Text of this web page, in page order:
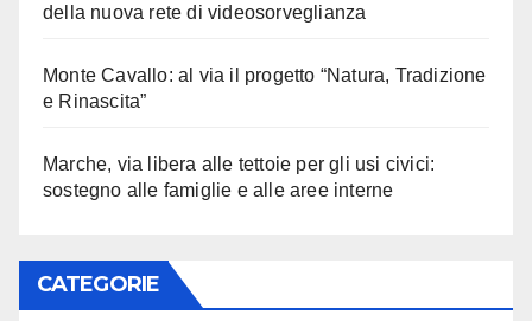
della nuova rete di videosorveglianza
Monte Cavallo: al via il progetto “Natura, Tradizione
e Rinascita”
Marche, via libera alle tettoie per gli usi civici:
sostegno alle famiglie e alle aree interne
CATEGORIE